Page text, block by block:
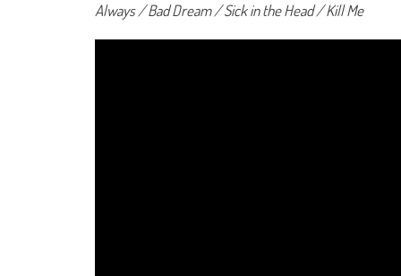
Always / Bad Dream / Sick in the Head / Kill Me